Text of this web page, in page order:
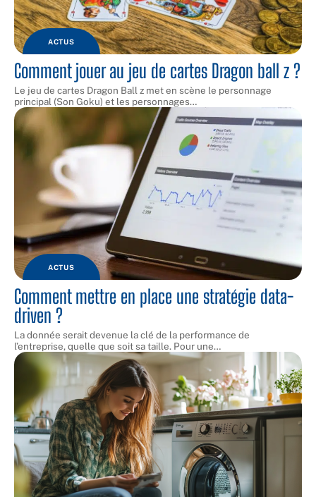
ACTUS
Comment jouer au jeu de cartes Dragon ball z ?
Le jeu de cartes Dragon Ball z met en scène le personnage
principal (Son Goku) et les personnages…
ACTUS
Comment mettre en place une stratégie data-
driven ?
La donnée serait devenue la clé de la performance de
l’entreprise, quelle que soit sa taille. Pour une…